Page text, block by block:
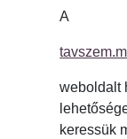
A
weboldalt
keressük